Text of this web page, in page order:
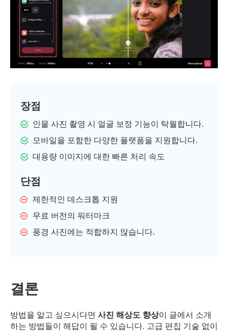
장점
인물 사진 촬영 시 얼굴 보정 기능이 탁월합니다.
모바일을 포함한 다양한 플랫폼을 지원합니다.
대용량 이미지에 대한 빠른 처리 속도
단점
제한적인 데스크톱 지원
무료 버전의 워터마크
풍경 사진에는 적합하지 않습니다.
결론
방법을 알고 싶으시다면 사진 해상도 향상이 글에서 소개
하는 방법들이 해답이 될 수 있습니다. 고급 편집 기술 없이